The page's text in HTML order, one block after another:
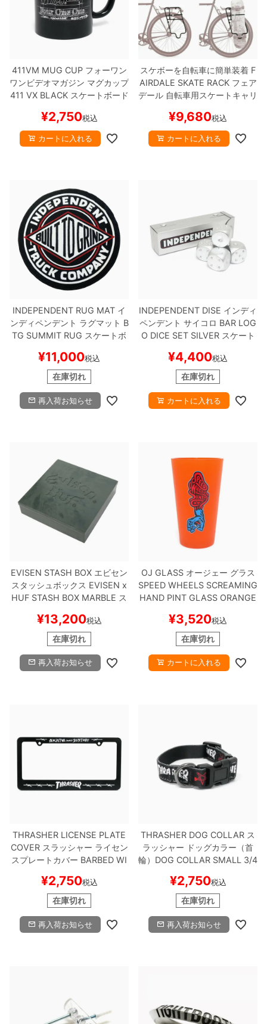
411VM MUG CUPフォーワン
ワンビデオマガジン マグカップ
411 VXBLACKスケートボード
¥2,750税込
カートに入れる
スケボーを自転車に簡単装着 F
AIRDALE SKATE RACKフェア
デール 自転車用スケートキャリ
ートボード スケボー
¥9,680税込
カートに入れる
INDEPENDENT RUG MAT イ
ンディペンデント ラグマット B
TG SUMMIT RUG スケートボ
¥11,000税込
在庫切れ
再入荷お知らせ
INDEPENDENT DISE インディ
ペンデント サイコロ BAR LOG
O DICE SETSILVERスケート
¥4,400税込
在庫切れ
カートに入れる
EVISEN STASH BOX エビセン
スタッシュボックス EVISEN x
HUF STASH BOX MARBLE ス
¥13,200税込
在庫切れ
再入荷お知らせ
OJ GLASSオージェー グラス
SPEED WHEELS SCREAMING
HAND PINT GLASS ORANGE
¥3,520税込
在庫切れ
カートに入れる
THRASHER LICENSE PLATE
COVERスラッシャー ライセン
スプレートカバー BARBED WI
（US企画）スケートボード ス
ケボー
¥2,750税込
在庫切れ
再入荷お知らせ
THRASHER DOG COLLAR ス
ラッシャー ドッグカラー（首
輪） DOG COLLAR SMALL 3/4
ケボー
¥2,750税込
在庫切れ
再入荷お知らせ